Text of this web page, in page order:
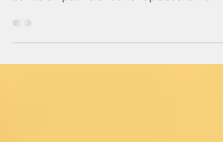
māksla var aktivizēt noteiktas smadzeņu
zonas un pat veicināt neiroplastiskumu.